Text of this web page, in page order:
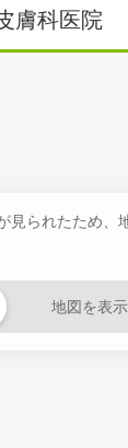
膚科医院
見られたため、
地図を表示